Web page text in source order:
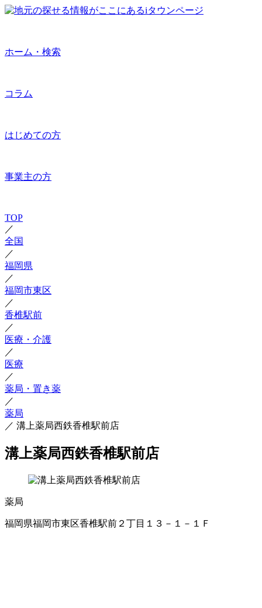
ホーム・検索
コラム
はじめての方
事業主の方
TOP
／
全国
／
福岡県
／
福岡市東区
／
香椎駅前
／
医療・介護
／
医療
／
薬局・置き薬
／
薬局
／ 溝上薬局西鉄香椎駅前店
溝上薬局西鉄香椎駅前店
薬局
福岡県福岡市東区香椎駅前２丁目１３－１－１Ｆ